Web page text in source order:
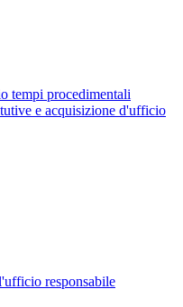
tempi procedimentali
e acquisizione d'ufficio
responsabile